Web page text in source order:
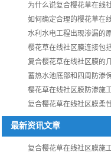
水利水电工程出现渗漏的
樱花草在线社区膜连接包
樱花草在线社区膜防渗施
最新资讯文章